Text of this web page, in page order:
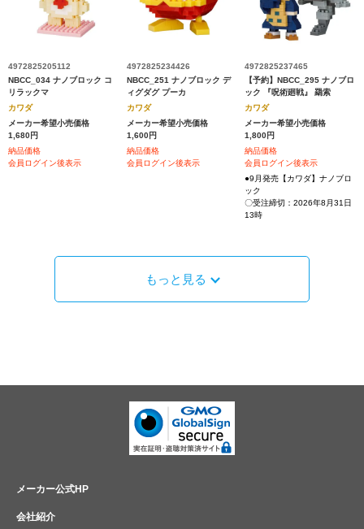
4972825205112
NBCC_034 ナノブロック コ
リラックマ
カワダ
メーカー希望小売価格
1,680円
納品価格
会員ログイン後表示
4972825234426
NBCC_251 ナノブロック デ
ィグダグ プーカ
カワダ
メーカー希望小売価格
1,600円
納品価格
会員ログイン後表示
4972825237465
【予約】NBCC_295 ナノブロ
ック 『呪術廻戦』 羂索
カワダ
メーカー希望小売価格
1,800円
納品価格
会員ログイン後表示
●9月発売【カワダ】ナノブロ
ック
〇受注締切：2026年8月31日
13時
もっと見る
メーカー公式HP
会社紹介